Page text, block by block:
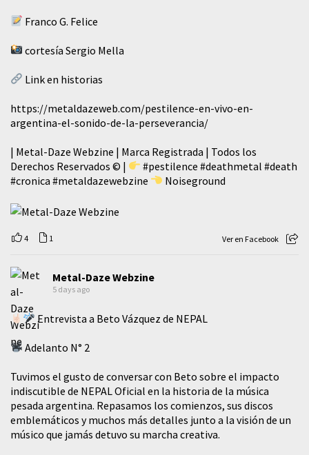
Franco G. Felice
cortesía Sergio Mella
Link en historias
https://metaldazeweb.com/pestilence-en-vivo-en-
argentina-el-sonido-de-la-perseverancia/
| Metal-Daze Webzine | Marca Registrada | Todos los
Derechos Reservados © |
#pestilence #deathmetal #death
#cronica #metaldazewebzine Noiseground
4 1 Ver en Facebook
Metal-Daze Webzine
5 days ago
Entrevista a Beto Vázquez de NEPAL
Adelanto N° 2
Tuvimos el gusto de conversar con Beto sobre el impacto
indiscutible de NEPAL Oficial en la historia de la música
pesada argentina. Repasamos los comienzos, sus discos
emblemáticos y muchos más detalles junto a la visión de un
músico que jamás detuvo su marcha creativa.